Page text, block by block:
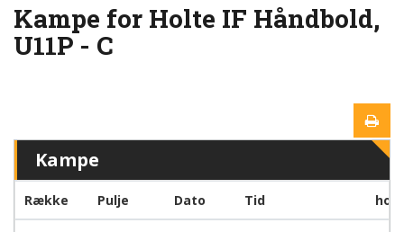
Kampe for Holte IF Håndbold,
U11P - C
Kampe
Række Pulje Dato Tid hold